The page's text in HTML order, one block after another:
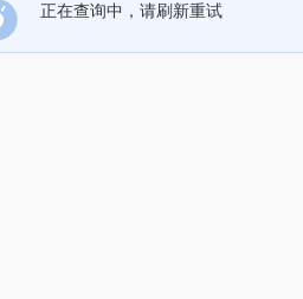
正在查询中，请刷新重试